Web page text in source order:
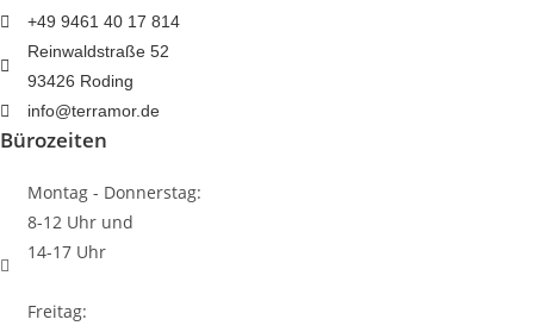
+49 9461 40 17 814
Reinwaldstraße 52
93426 Roding
info@terramor.de
Bürozeiten
Montag - Donnerstag:
8-12 Uhr und
14-17 Uhr
Freitag: